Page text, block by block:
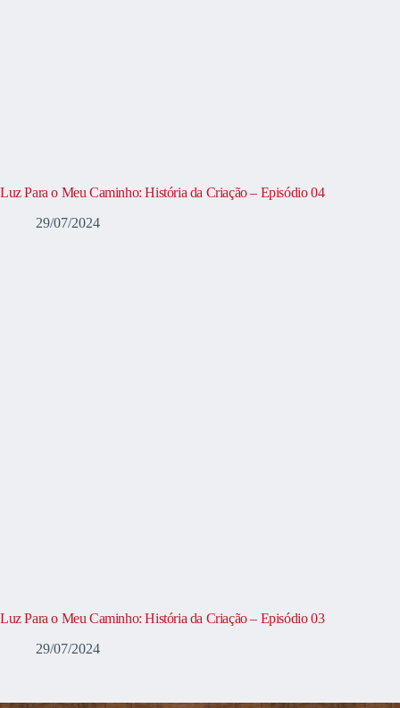
Luz Para o Meu Caminho: História da Criação – Episódio 04
29/07/2024
Luz Para o Meu Caminho: História da Criação – Episódio 03
29/07/2024